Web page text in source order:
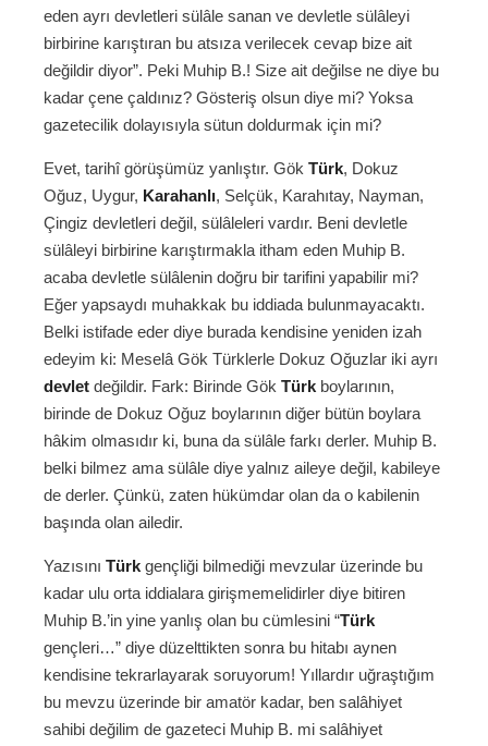
eden ayrı devletleri sülâle sanan ve devletle sülâleyi
birbirine karıştıran bu atsıza verilecek cevap bize ait
değildir diyor”. Peki Muhip B.! Size ait değilse ne diye bu
kadar çene çaldınız? Gösteriş olsun diye mi? Yoksa
gazetecilik dolayısıyla sütun doldurmak için mi?
Evet, tarihî görüşümüz yanlıştır. Gök Türk, Dokuz
Oğuz, Uygur, Karahanlı, Selçük, Karahıtay, Nayman,
Çingiz devletleri değil, sülâleleri vardır. Beni devletle
sülâleyi birbirine karıştırmakla itham eden Muhip B.
acaba devletle sülâlenin doğru bir tarifini yapabilir mi?
Eğer yapsaydı muhakkak bu iddiada bulunmayacaktı.
Belki istifade eder diye burada kendisine yeniden izah
edeyim ki: Meselâ Gök Türklerle Dokuz Oğuzlar iki ayrı
devlet değildir. Fark: Birinde Gök Türk boylarının,
birinde de Dokuz Oğuz boylarının diğer bütün boylara
hâkim olmasıdır ki, buna da sülâle farkı derler. Muhip B.
belki bilmez ama sülâle diye yalnız aileye değil, kabileye
de derler. Çünkü, zaten hükümdar olan da o kabilenin
başında olan ailedir.
Yazısını Türk gençliği bilmediği mevzular üzerinde bu
kadar ulu orta iddialara girişmemelidirler diye bitiren
Muhip B.’in yine yanlış olan bu cümlesini “Türk
gençleri…” diye düzelttikten sonra bu hitabı aynen
kendisine tekrarlayarak soruyorum! Yıllardır uğraştığım
bu mevzu üzerinde bir amatör kadar, ben salâhiyet
sahibi değilim de gazeteci Muhip B. mi salâhiyet